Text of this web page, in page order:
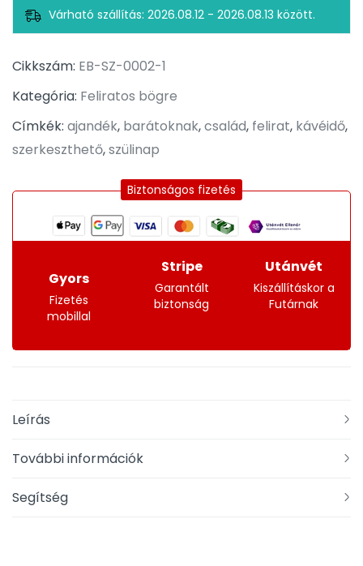
Várható szállítás: 2026.08.12 - 2026.08.13 között.
Cikkszám: EB-SZ-0002-1
Kategória: Feliratos bögre
Címkék: ajandék, barátoknak,család, felirat, kávéidő,
szerkeszthető,szülinap
Biztonságos fizetés
Gyors
Fizetés
mobillal
Stripe
Garantált
biztonság
Utánvét
Kiszállításkor a
Futárnak
Leírás
További információk
Segítség